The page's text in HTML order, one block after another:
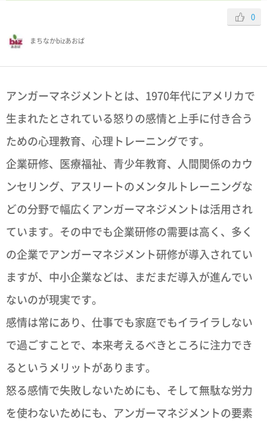
0
まちなかbizあおば
アンガーマネジメントとは、1970年代にアメリカで
生まれたとされている怒りの感情と上手に付き合う
ための心理教育、心理トレーニングです。
企業研修、医療福祉、青少年教育、人間関係のカウ
ンセリング、アスリートのメンタルトレーニングな
どの分野で幅広くアンガーマネジメントは活用され
ています。その中でも企業研修の需要は高く、多く
の企業でアンガーマネジメント研修が導入されてい
ますが、中小企業などは、まだまだ導入が進んでい
ないのが現実です。
感情は常にあり、仕事でも家庭でもイライラしない
で過ごすことで、本来考えるべきところに注力でき
るというメリットがあります。
怒る感情で失敗しないためにも、そして無駄な労力
を使わないためにも、アンガーマネジメントの要素